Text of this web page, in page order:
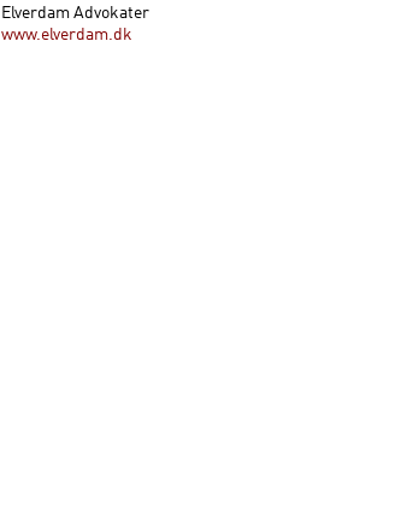
Elverdam Advokater
www.elverdam.dk